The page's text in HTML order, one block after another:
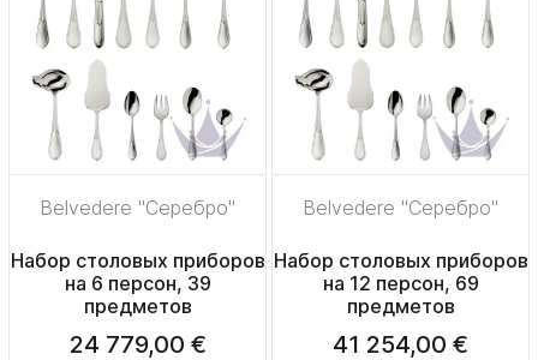
Belvedere "Серебро"
Набор столовых приборов
на 6 персон, 39
предметов
24 779,00 €
Belvedere "Серебро"
Набор столовых приборов
на 12 персон, 69
предметов
41 254,00 €